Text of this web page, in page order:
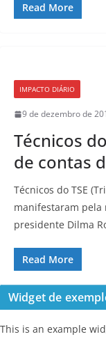
Read More
IMPACTO DIÁRIO
9 de dezembro de
Técnicos
de contas
Técnicos do TSE
manifestaram pela
presidente Dilma
Read More
Widget de
This is an example